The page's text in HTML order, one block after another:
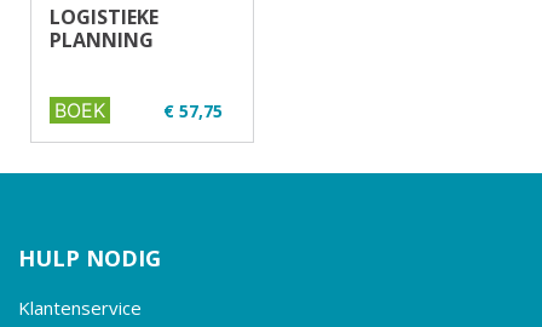
LOGISTIEKE
PLANNING
€ 57,75
✔ Niveau MBO 3-4
BOEK
HULP NODIG
Klantenservice